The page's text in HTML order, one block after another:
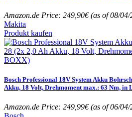
Amazon.de Price: 249,90€(as of 08/04/
Makita
Produkt kaufen
Bosch Professional 18V System Akku
Akku, 18 Volt, Drehmoment max.: 63 Nm, in
Amazon.de Price: 249,99€(as of 06/04/